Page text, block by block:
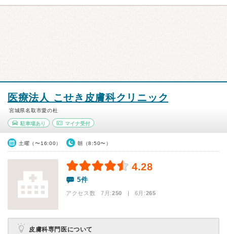
医療法人 こせき皮膚科クリニック
宮城県名取市愛の杜
駐車場あり マイナ受付
土曜（〜16:00） 朝（8:50〜）
4.28
5件
アクセス数 7月:250 | 6月:265
皮膚科専門医について